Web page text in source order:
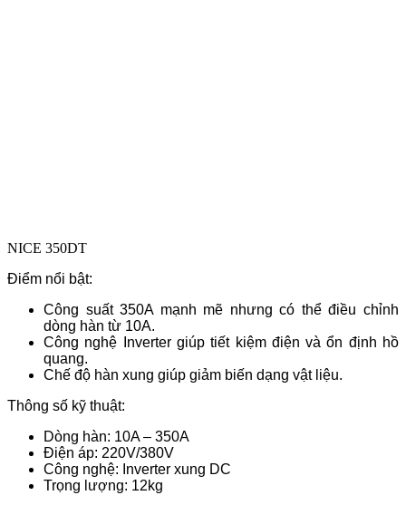
NICE 350DT
Điểm nổi bật:
Công suất 350A mạnh mẽ nhưng có thể điều chỉnh
dòng hàn từ 10A.
Công nghệ Inverter giúp tiết kiệm điện và ổn định hồ
quang.
Chế độ hàn xung giúp giảm biến dạng vật liệu.
Thông số kỹ thuật:
Dòng hàn: 10A – 350A
Điện áp: 220V/380V
Công nghệ: Inverter xung DC
Trọng lượng: 12kg